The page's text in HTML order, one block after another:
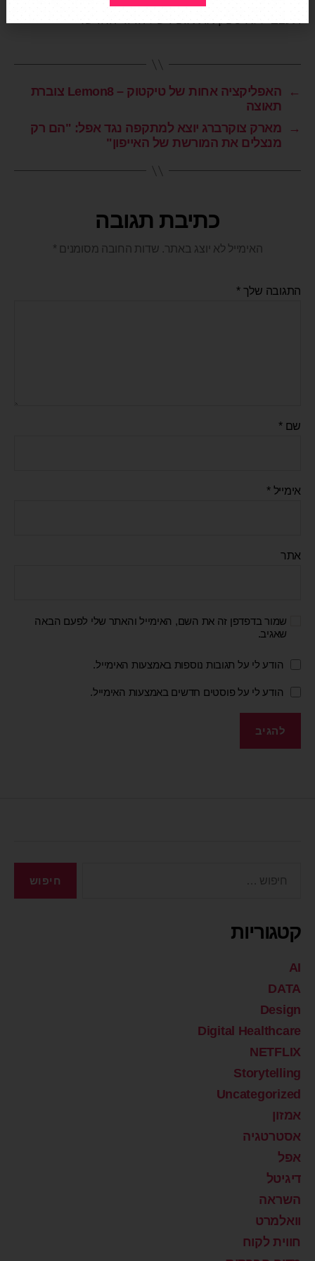
תעצב ללא ספק את אופיו של הדור החדש.
←
האפליקציה אחות של טיקטוק – Lemon8 צוברת
תאוצה
→
מארק צוקרברג יוצא למתקפה נגד אפל: "הם רק
מנצלים את המורשת של האייפון"
כתיבת תגובה
האימייל לא יוצג באתר. שדות החובה מסומנים *
התגובה שלך*
שם*
אימייל*
אתר
שמור בדפדפן זה את השם, האימייל והאתר שלי לפעם הבאה
שאגיב.
הודע לי על תגובות נוספות באמצעות האימייל.
הודע לי על פוסטים חדשים באמצעות האימייל.
קטגוריות
AI
DATA
Design
Digital Healthcare
NETFLIX
Storytelling
Uncategorized
אמזון
אסטרטגיה
אפל
דיגיטל
השראה
וואלמרט
חווית לקוח